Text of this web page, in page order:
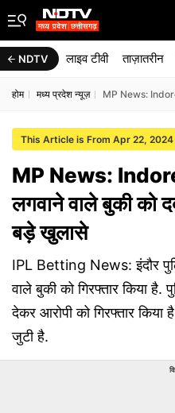
NDTV लाइव टीवी ताज़ातरीन
होम मध्य प्रदेश न्यूज़ MP News:
This Article is From Apr 22, 2024
MP News:
लगवाने वाले बुकी को
बड़े खुलासे
IPL Betting News: इंदौर
वाले बुकी को गिरफ्तार किया
देकर आरोपी को गिरफ्तार
जुटी है.